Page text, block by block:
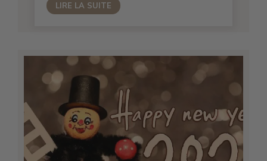
LIRE LA SUITE